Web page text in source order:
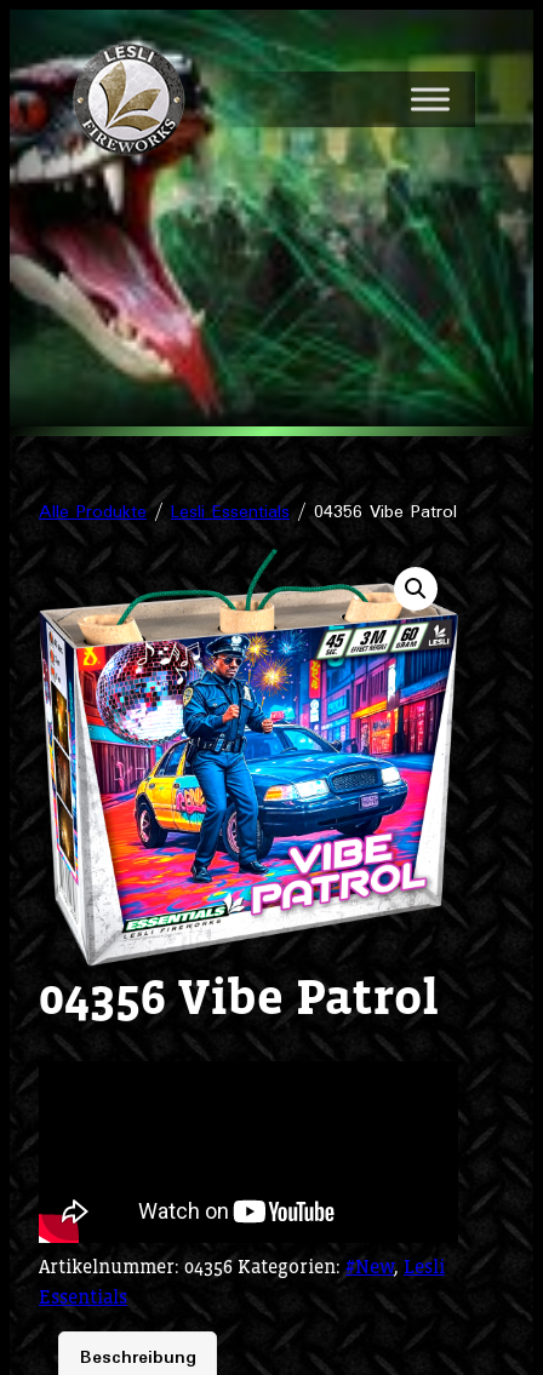
Inhalt
springen
Alle Produkte/ Lesli Essentials / 04356 Vibe Patrol
04356 Vibe Patrol
Artikelnummer: 04356 Kategorien: #New, Lesli
Essentials
Beschreibung